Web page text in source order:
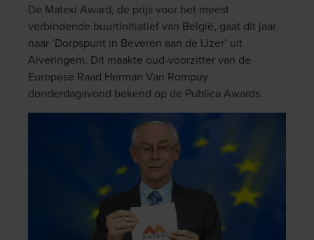
De Matexi Award, de prijs voor het meest
verbindende buurtinitiatief van België, gaat dit jaar
naar ‘Dorpspunt in Beveren aan de IJzer’ uit
Alveringem. Dit maakte oud-voorzitter van de
Europese Raad Herman Van Rompuy
donderdagavond bekend op de Publica Awards.